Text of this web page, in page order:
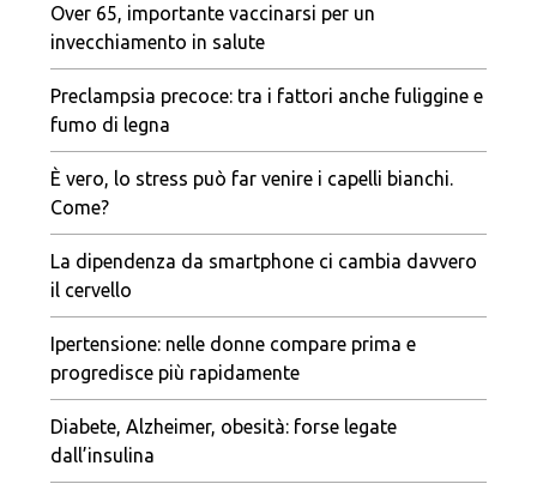
Over 65, importante vaccinarsi per un
invecchiamento in salute
Preclampsia precoce: tra i fattori anche fuliggine e
fumo di legna
È vero, lo stress può far venire i capelli bianchi.
Come?
La dipendenza da smartphone ci cambia davvero
il cervello
Ipertensione: nelle donne compare prima e
progredisce più rapidamente
Diabete, Alzheimer, obesità: forse legate
dall’insulina